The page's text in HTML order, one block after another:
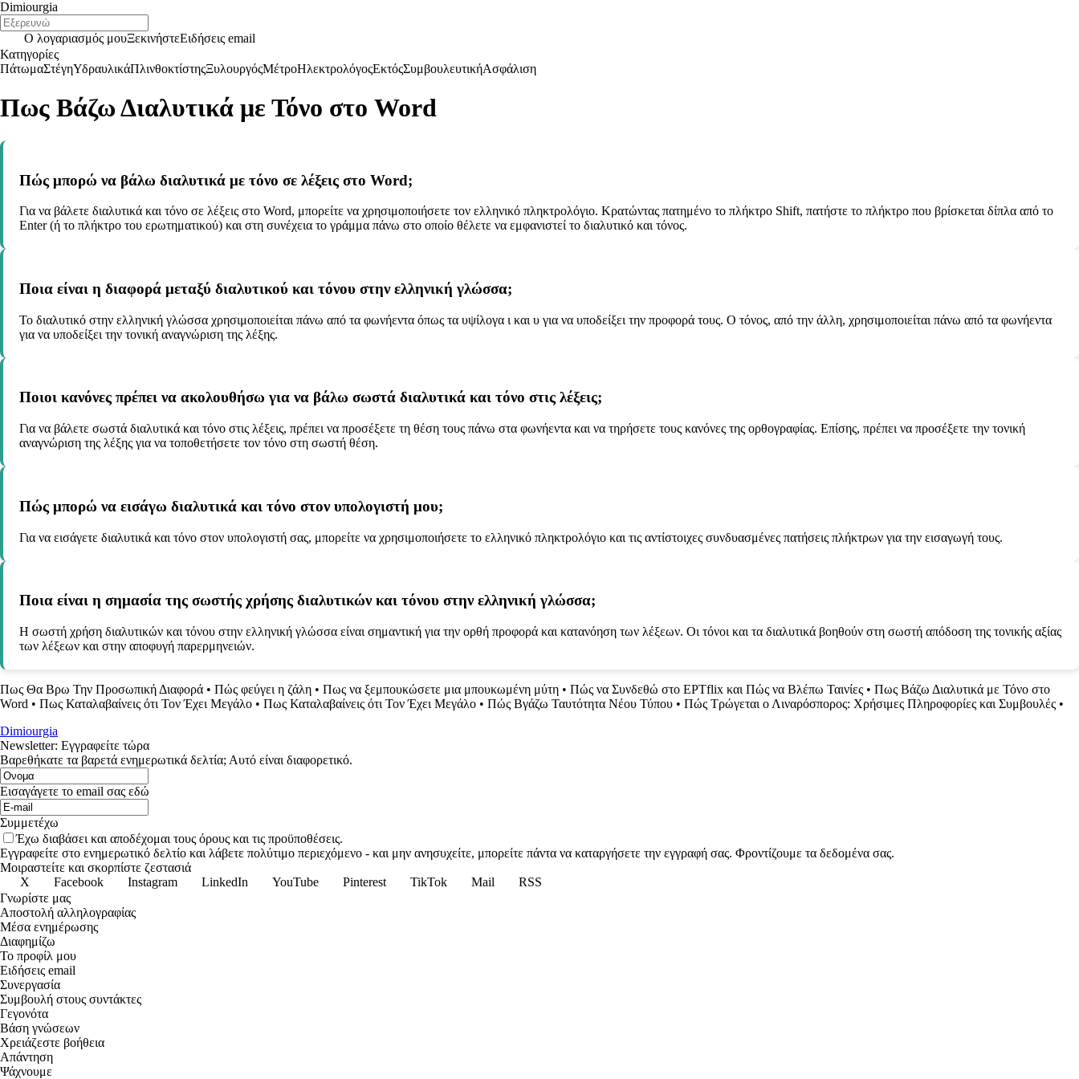
Dimiourgia
Ο λογαριασμός μουΞεκινήστεΕιδήσεις email
Κατηγορίες
ΠάτωμαΣτέγηΥδραυλικάΠλινθοκτίστηςΞυλουργόςΜέτροΗλεκτρολόγοςΕκτόςΣυμβουλευτικήΑσφάλιση
Πως Βάζω Διαλυτικά με Τόνο στο Word
Πώς μπορώ να βάλω διαλυτικά με τόνο σε λέξεις στο Word;
Για να βάλετε διαλυτικά και τόνο σε λέξεις στο Word, μπορείτε να χρησιμοποιήσετε τον ελληνικό πληκτρολόγιο. Κρατώντας πατημένο το πλήκτρο Shift, πατήστε το πλήκτρο που βρίσκεται δίπλα από το
Enter (ή το πλήκτρο του ερωτηματικού) και στη συνέχεια το γράμμα πάνω στο οποίο θέλετε να εμφανιστεί το διαλυτικό και τόνος.
Ποια είναι η διαφορά μεταξύ διαλυτικού και τόνου στην ελληνική γλώσσα;
Το διαλυτικό στην ελληνική γλώσσα χρησιμοποιείται πάνω από τα φωνήεντα όπως τα υψίλογα ι και υ για να υποδείξει την προφορά τους. Ο τόνος, από την άλλη, χρησιμοποιείται πάνω από τα φωνήεντα
για να υποδείξει την τονική αναγνώριση της λέξης.
Ποιοι κανόνες πρέπει να ακολουθήσω για να βάλω σωστά διαλυτικά και τόνο στις λέξεις;
Για να βάλετε σωστά διαλυτικά και τόνο στις λέξεις, πρέπει να προσέξετε τη θέση τους πάνω στα φωνήεντα και να τηρήσετε τους κανόνες της ορθογραφίας. Επίσης, πρέπει να προσέξετε την τονική
αναγνώριση της λέξης για να τοποθετήσετε τον τόνο στη σωστή θέση.
Πώς μπορώ να εισάγω διαλυτικά και τόνο στον υπολογιστή μου;
Για να εισάγετε διαλυτικά και τόνο στον υπολογιστή σας, μπορείτε να χρησιμοποιήσετε το ελληνικό πληκτρολόγιο και τις αντίστοιχες συνδυασμένες πατήσεις πλήκτρων για την εισαγωγή τους.
Ποια είναι η σημασία της σωστής χρήσης διαλυτικών και τόνου στην ελληνική γλώσσα;
Η σωστή χρήση διαλυτικών και τόνου στην ελληνική γλώσσα είναι σημαντική για την ορθή προφορά και κατανόηση των λέξεων. Οι τόνοι και τα διαλυτικά βοηθούν στη σωστή απόδοση της τονικής αξίας
των λέξεων και στην αποφυγή παρερμηνειών.
Πως Θα Βρω Την Προσωπική Διαφορά • Πώς φεύγει η ζάλη • Πως να ξεμπουκώσετε μια μπουκωμένη μύτη • Πώς να Συνδεθώ στο ΕΡΤflix και Πώς να Βλέπω Ταινίες • Πως Βάζω Διαλυτικά με Τόνο στο
Word • Πως Καταλαβαίνεις ότι Τον Έχει Μεγάλο • Πως Καταλαβαίνεις ότι Τον Έχει Μεγάλο • Πώς Βγάζω Ταυτότητα Νέου Τύπου • Πώς Τρώγεται ο Λιναρόσπορος: Χρήσιμες Πληροφορίες και Συμβουλές •
Dimiourgia
Newsletter: Εγγραφείτε τώρα
Βαρεθήκατε τα βαρετά ενημερωτικά δελτία; Αυτό είναι διαφορετικό.
Εισαγάγετε το email σας εδώ
Συμμετέχω
Έχω διαβάσει και αποδέχομαι τους όρους και τις προϋποθέσεις.
Εγγραφείτε στο ενημερωτικό δελτίο και λάβετε πολύτιμο περιεχόμενο - και μην ανησυχείτε, μπορείτε πάντα να καταργήσετε την εγγραφή σας. Φροντίζουμε τα δεδομένα σας.
Μοιραστείτε και σκορπίστε ζεστασιά
X
Facebook Instagram LinkedIn YouTube Pinterest TikTok Mail
RSS
Γνωρίστε μας
Αποστολή αλληλογραφίας
Μέσα ενημέρωσης
Διαφημίζω
Το προφίλ μου
Ειδήσεις email
Συνεργασία
Συμβουλή στους συντάκτες
Γεγονότα
Βάση γνώσεων
Χρειάζεστε βοήθεια
Απάντηση
Ψάχνουμε